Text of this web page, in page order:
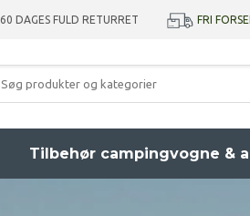
60 DAGES FULD RETURRET FRI
Tilbehør campingvogne &